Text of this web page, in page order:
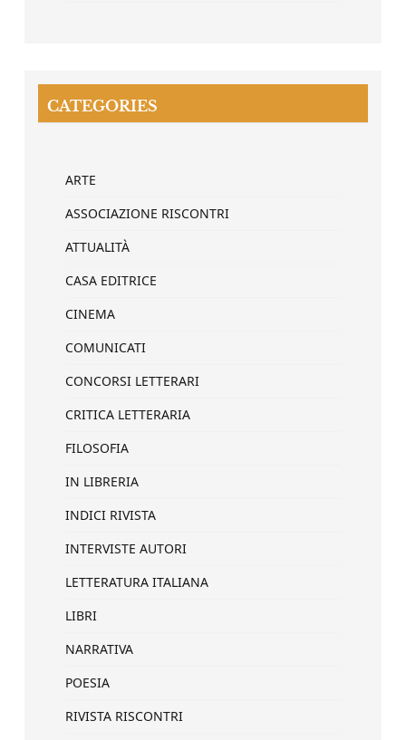
CATEGORIES
ARTE
ASSOCIAZIONE RISCONTRI
ATTUALITÀ
CASA EDITRICE
CINEMA
COMUNICATI
CONCORSI LETTERARI
CRITICA LETTERARIA
FILOSOFIA
IN LIBRERIA
INDICI RIVISTA
INTERVISTE AUTORI
LETTERATURA ITALIANA
LIBRI
NARRATIVA
POESIA
RIVISTA RISCONTRI